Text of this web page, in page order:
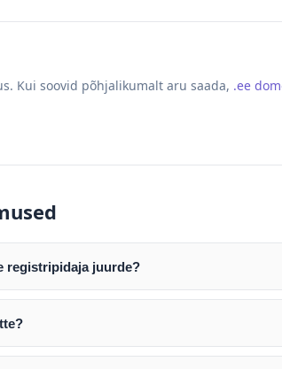
Kui soovid põhjalikumalt aru saada, .ee
registripidaja juurde?
AUTH (EPP) koodi. Selle abil saate
vahelise protsessina ning võib võtta
Maksekinnituse järel edastame teile